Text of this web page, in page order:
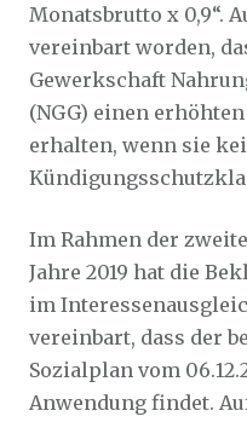
Monatsbrutto x 0,9“.
vereinbart worden,
Gewerkschaft
(NGG) einen
erhalten, wenn sie
Im Rahmen der
Jahre 2019 hat die
im
vereinbart, dass der
Sozialplan vom
Anwendung findet.